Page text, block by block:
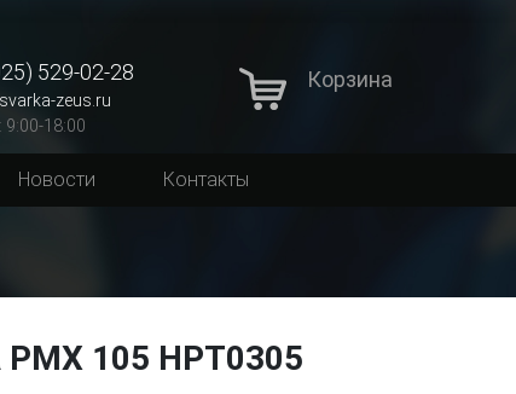
529-02-28
zeus.ru
9:00-18:00
Корзина
Новости Контакты
105 HPT0305